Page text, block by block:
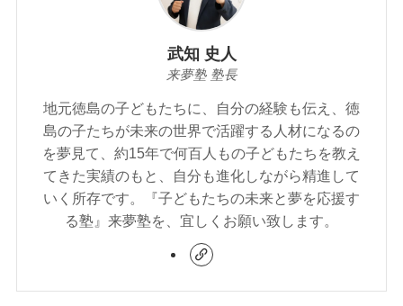
武知 史人
来夢塾 塾長
地元徳島の子どもたちに、自分の経験も伝え、徳
島の子たちが未来の世界で活躍する人材になるの
を夢見て、約15年で何百人もの子どもたちを教え
てきた実績のもと、自分も進化しながら精進して
いく所存です。『子どもたちの未来と夢を応援す
る塾』来夢塾を、宜しくお願い致します。